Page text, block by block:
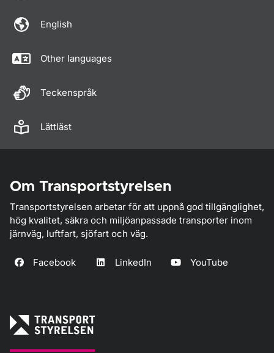
English
Other languages
Teckenspråk
Lättläst
Om Transportstyrelsen
Transportstyrelsen arbetar för att uppnå god tillgänglighet,
hög kvalitet, säkra och miljöanpassade transporter inom
järnväg, luftfart, sjöfart och väg.
Facebook LinkedIn YouTube